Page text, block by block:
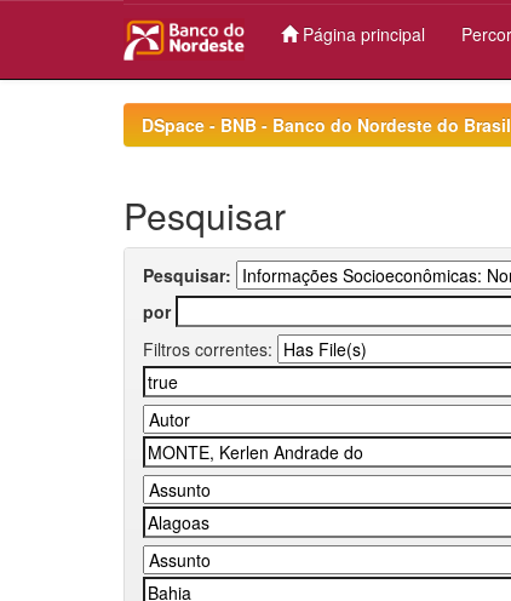
Página principal
DSpace - BNB - Banco do Nordeste do Brasil
Pesquisar
Pesquisar:
por
Filtros correntes: